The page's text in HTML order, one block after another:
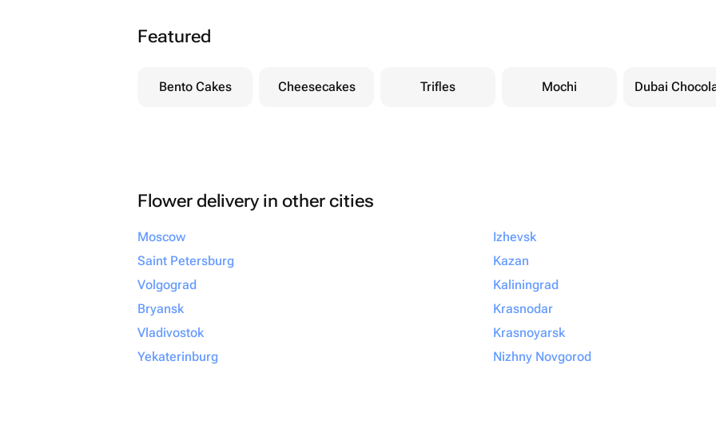
Featured
Bento Cakes Cheesecakes Trifles Mochi Dubai
Flower delivery in other cities
Moscow
Saint Petersburg
Volgograd
Bryansk
Vladivostok
Yekaterinburg
Izhevsk
Kazan
Kaliningrad
Krasnodar
Krasnoyarsk
Nizhny Novgorod